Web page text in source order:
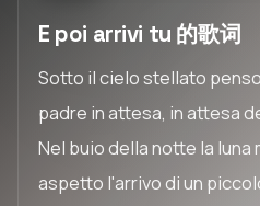
E poi arrivi tu 的歌词
Sotto il cielo stellato
padre in attesa, in attesa
Nel buio della notte la luna
aspetto l'arrivo di un